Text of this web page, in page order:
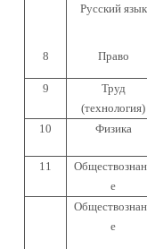
Русский язык
8 Право
9
Труд
(технология)
10 Физика
11
е
е